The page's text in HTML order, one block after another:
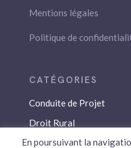
Mentions légales
Politique de
Conduite de Projet
Droit Rural
Droit Social
En poursuivant la